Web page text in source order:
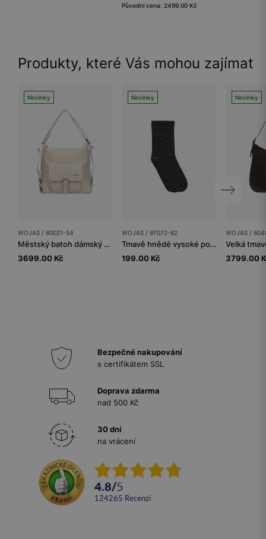
Původní cena: 2499.00 Kč
Produkty, které Vás mohou zajímat
Novinky
WOJAS / 80021-54
Městský batoh dámský a velká kabelka v jednom
3699.00 Kč
Novinky
WOJAS / 97072-82
Tmavě hnědé vysoké ponožky s béžovými tečkami
199.00 Kč
Novinky
WOJAS /
3799.00
Bezpečné nakupování
s certifikátem SSL
Doprava zdarma
nad 500 Kč
30 dní
na vrácení
4.8/5
124265 recenzí